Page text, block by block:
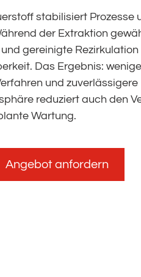
stabilisiert Prozesse
der Extraktion
gereinigte Rezirkulation
Das Ergebnis:
und zuverlässigere
reduziert auch den
Wartung.
Angebot anfordern